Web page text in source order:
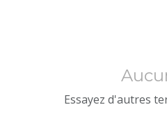
Essayez d'autres